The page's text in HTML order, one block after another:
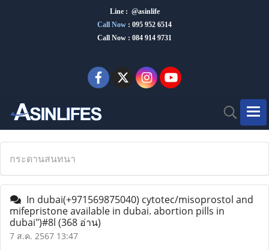
Line : @asinlife
Call Now : 095 952 6514
Call Now : 084 914 9731
กระดานสนทนา
In dubai(+971569875040) cytotec/misoprostol and
mifepristone available in dubai. abortion pills in
dubai")#8l (368 อ่าน)
7 ส.ค. 2567 13:47